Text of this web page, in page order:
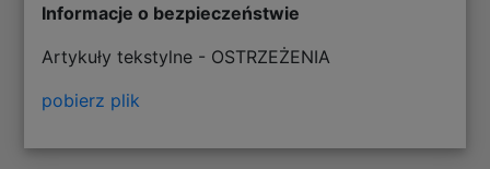
Informacje o bezpieczeństwie
Artykuły tekstylne - OSTRZEŻENIA
pobierz plik